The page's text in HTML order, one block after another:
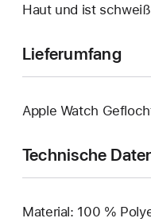
Haut und ist
Lieferumfang
Apple Watch
Technische
Material: 100 %